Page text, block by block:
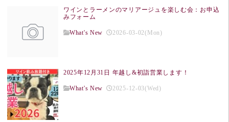
ワインとラーメンのマリアージュを楽しむ会：お申込
みフォーム
What's New 2026-03-02(Mon)
2025年12月31日 年越し&初詣営業します！
What's New 2025-12-03(Wed)